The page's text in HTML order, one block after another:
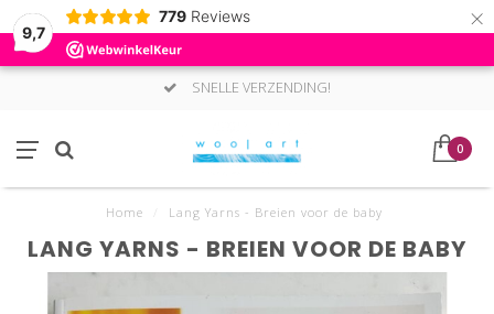
9,7
779 Reviews ×
SNELLE VERZENDING!
0
Home Lang Yarns - Breien voor de baby
LANG YARNS - BREIEN VOOR DE BABY